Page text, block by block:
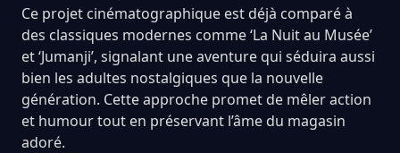
Ce projet cinématographique est déjà comparé à
des classiques modernes comme ‘La Nuit au Musée’
et ‘Jumanji’, signalant une aventure qui séduira aussi
bien les adultes nostalgiques que la nouvelle
génération. Cette approche promet de mêler action
et humour tout en préservant l’âme du magasin
adoré.